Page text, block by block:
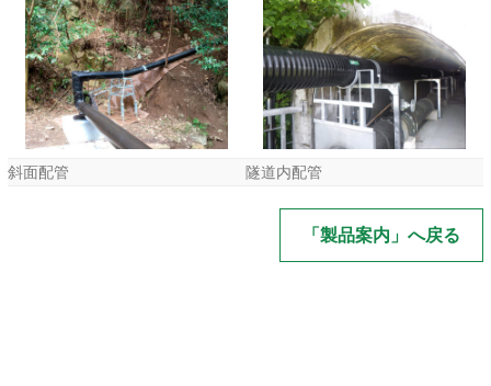
斜面配管 隧道内配管
「製品案内」へ戻る